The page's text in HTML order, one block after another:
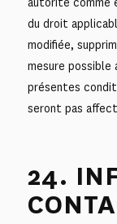
du droit
modifiée,
mesure possible
présentes
seront pas
24.